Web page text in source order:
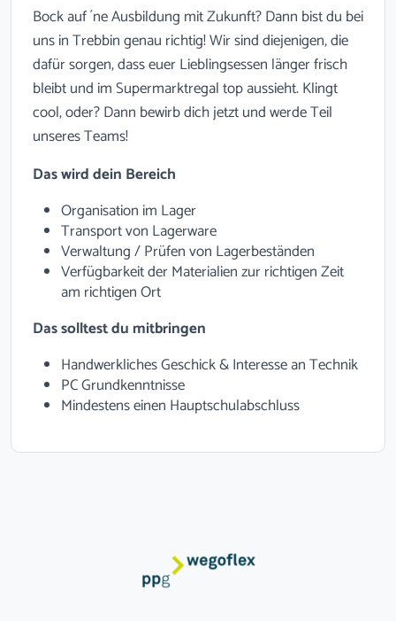
Bock auf ´ne Ausbildung mit Zukunft?Dann bist du bei
uns in Trebbin genau richtig!Wir sind diejenigen, die
dafür sorgen, dass euer Lieblingsessen länger frisch
bleibt und im Supermarktregal top aussieht.Klingt
cool, oder?Dann bewirb dich jetzt und werde Teil
unseres Teams!
Das wird dein Bereich
Organisation im Lager
Transport von Lagerware
Verwaltung / Prüfen von Lagerbeständen
Verfügbarkeit der Materialien zur richtigen Zeit
am richtigen Ort
Das solltest du mitbringen
Handwerkliches Geschick & Interesse an Technik
PC Grundkenntnisse
Mindestens einen Hauptschulabschluss